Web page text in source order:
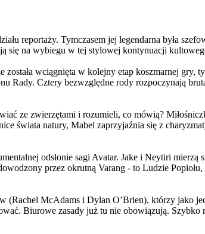
reportaży. Tymczasem jej legendarna była
się na wybiegu w tej stylowej kontynuacji
wciągnięta w kolejny etap koszmarnej
Rady. Cztery bezwzględne rody rozpoczynają
ze zwierzętami i rozumieli, co mówią?
świata natury, Mabel zaprzyjaźnia się z
odsłonie sagi Avatar. Jake i Neytiri mierzą
przez okrutną Varang - to Ludzie
McAdams i Dylan O’Brien), którzy jako
Biurowe zasady już tu nie obowiązują. Szybko